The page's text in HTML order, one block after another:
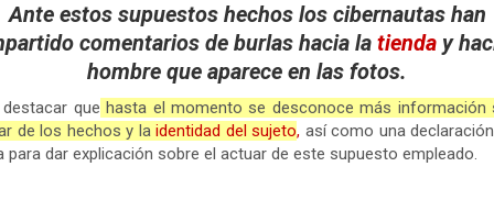
Ante estos supuestos hechos los cibernautas han
comentarios de burlas hacia la tienday
hombre que aparece en las fotos.
destacar que hasta el momento se desconoce más información
de los hechos y laidentidad del sujeto, así como una
para dar explicación sobre el actuar de este supuesto empleado.